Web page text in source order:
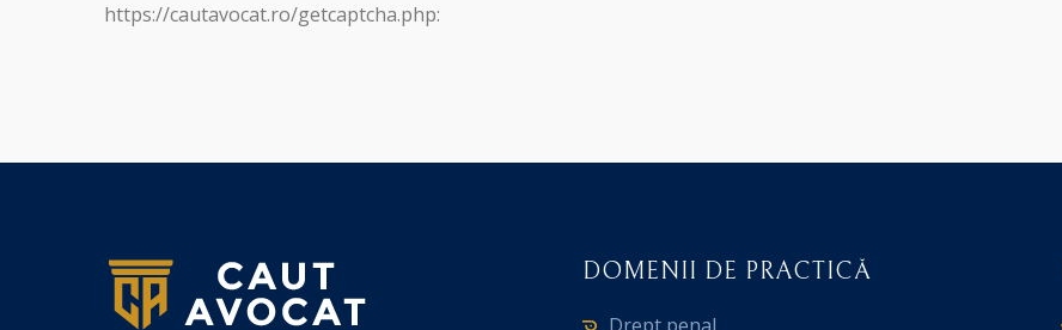
https://cautavocat.ro/getcaptcha.php:
DOMENII DE PRACTICĂ